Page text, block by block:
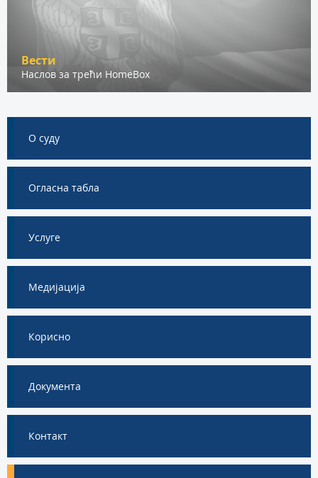
Вести
Наслов за трећи HomeBox
О суду
Огласна табла
Услуге
Медијација
Корисно
Документа
Контакт